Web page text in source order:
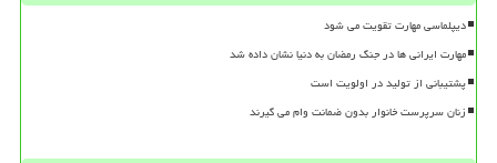
دیپلماسی مهارت تقویت می شود
مهارت ایرانی ها در جنگ رمضان به دنیا نشان داده شد
پشتیبانی از تولید در اولویت است
زنان سرپرست خانوار بدون ضمانت وام می گیرند